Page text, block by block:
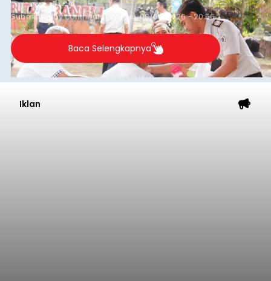
Submitted bycontributor Thu, 08/06/2026 - 20:56
Baca Selengkapnya
Iklan